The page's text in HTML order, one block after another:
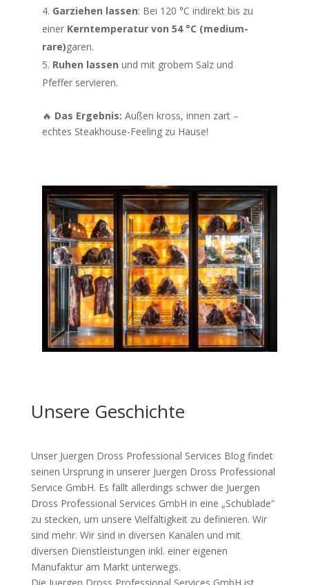
Garziehen lassen: Bei 120 °C indirekt bis zu
einer Kerntemperatur von 54 °C (medium-
rare)garen.
Ruhen lassen und mit grobem Salz und
Pfeffer servieren.
🔥 Das Ergebnis: Außen kross, innen zart –
echtes Steakhouse-Feeling zu Hause!
Unsere Geschichte
Unser Juergen Dross Professional Services Blog findet
seinen Ursprung in unserer Juergen Dross Professional
Service GmbH. Es fällt allerdings schwer die Juergen
Dross Professional Services GmbH in eine „Schublade“
zu stecken, um unsere Vielfältigkeit zu definieren. Wir
sind mehr. Wir sind in diversen Kanälen und mit
diversen Dienstleistungen inkl. einer eigenen
Manufaktur am Markt unterwegs.